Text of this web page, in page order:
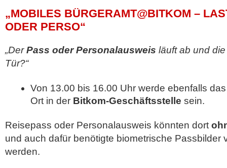
„MOBILES BÜRGERAMT@BITKOM –
ODER PERSO“
„DerPass oder Personalausweis läuft ab und
Tür?“
Von 13.00 bis 16.00 Uhr werde ebenfalls
Ort in der Bitkom-Geschäftsstelle sein.
Reisepass oder Personalausweis könnten dort
und auch dafür benötigte biometrische Passbilder
werden.